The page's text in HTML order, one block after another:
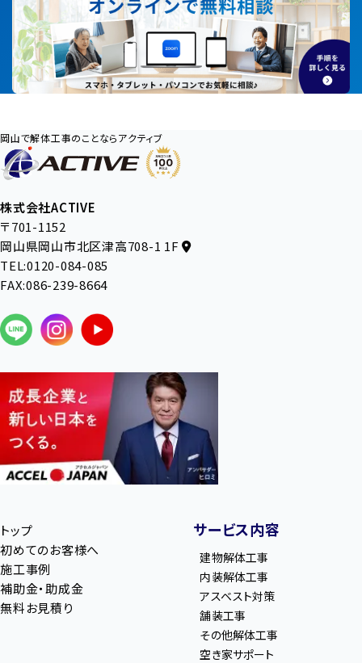
岡山で解体工事のことならアクティブ
株式会社ACTIVE
〒701-1152
岡山県岡山市北区津高708-1 1F
TEL:0120-084-085
FAX:086-239-8664
トップ
初めてのお客様へ
施工事例
補助金・助成金
無料お見積り
サービス内容
建物解体工事
内装解体工事
アスベスト対策
舗装工事
その他解体工事
空き家サポート